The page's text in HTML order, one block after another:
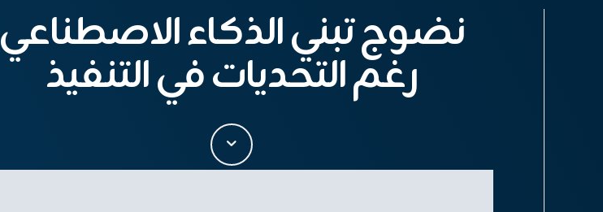
نضوج تبني الذكاء الاصطناعي
رغم التحديات في التنفيذ